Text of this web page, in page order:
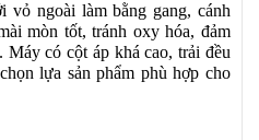
vỏ ngoài làm bằng gang, cánh
mòn tốt, tránh oxy hóa, đảm
Máy có cột áp khá cao, trải đều
lựa sản phẩm phù hợp cho